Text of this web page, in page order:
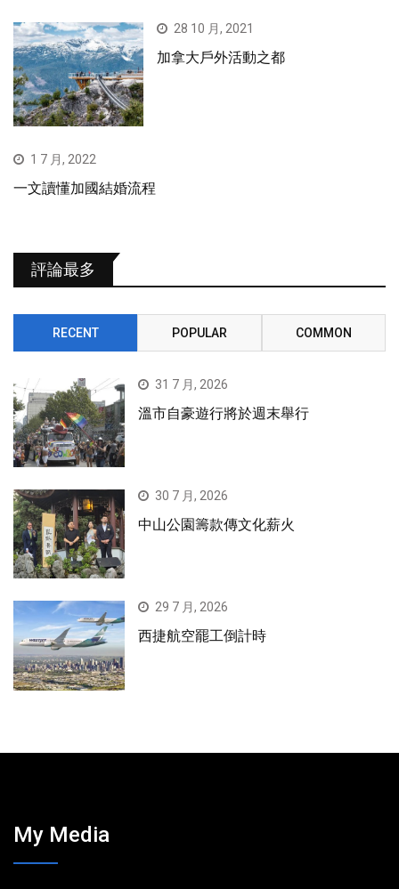
28 10 月, 2021
加拿大戶外活動之都
1 7 月, 2022
一文讀懂加國結婚流程
評論最多
RECENT POPULAR COMMON
31 7 月, 2026
溫市自豪遊行將於週末舉行
30 7 月, 2026
中山公園籌款傳文化薪火
29 7 月, 2026
西捷航空罷工倒計時
My Media